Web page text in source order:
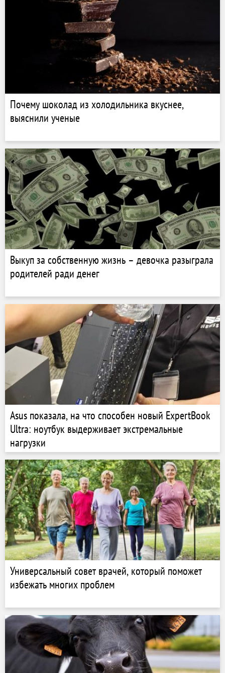
Почему шоколад из холодильника вкуснее,
выяснили ученые
Выкуп за собственную жизнь – девочка разыграла
родителей ради денег
Asus показала, на что способен новый ExpertBook
Ultra: ноутбук выдерживает экстремальные
нагрузки
Универсальный совет врачей, который поможет
избежать многих проблем